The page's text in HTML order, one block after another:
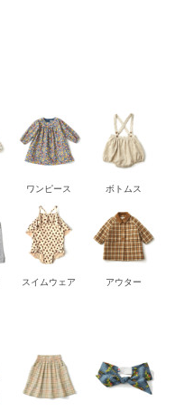
ワンピース ボトムス
スイムウェア アウター